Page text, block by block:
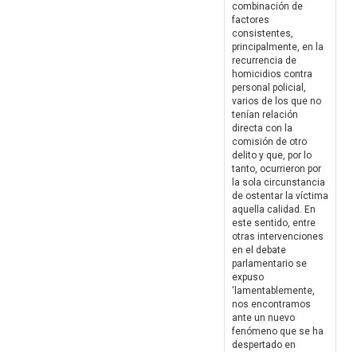
combinación de
factores
consistentes,
principalmente, en la
recurrencia de
homicidios contra
personal policial,
varios de los que no
tenían relación
directa con la
comisión de otro
delito y que, por lo
tanto, ocurrieron por
la sola circunstancia
de ostentar la víctima
aquella calidad. En
este sentido, entre
otras intervenciones
en el debate
parlamentario se
expuso
‘lamentablemente,
nos encontramos
ante un nuevo
fenómeno que se ha
despertado en